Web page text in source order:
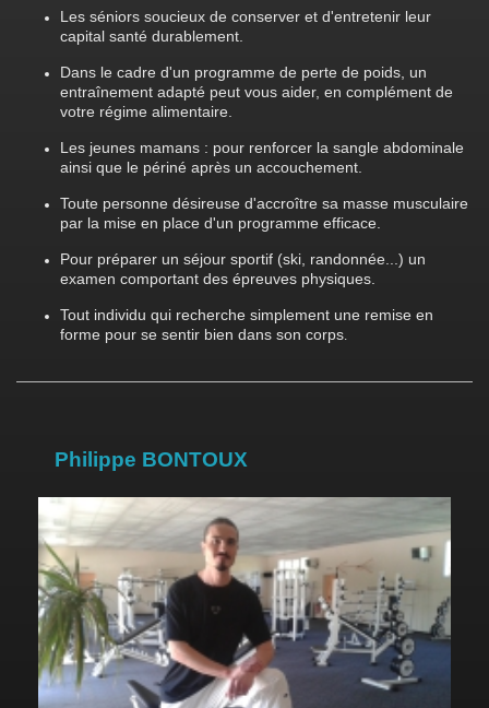
Les séniors soucieux de conserver et d'entretenir leur
capital santé durablement.
Dans le cadre d'un programme de perte de poids, un
entraînement adapté peut vous aider, en complément de
votre régime alimentaire.
Les jeunes mamans : pour renforcer la sangle abdominale
ainsi que le périné après un accouchement.
Toute personne désireuse d'accroître sa masse musculaire
par la mise en place d'un programme efficace.
Pour préparer un séjour sportif (ski, randonnée...) un
examen comportant des épreuves physiques.
Tout individu qui recherche simplement une remise en
forme pour se sentir bien dans son corps
Philippe BONTOUX